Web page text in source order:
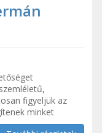
figyeljük az
minket